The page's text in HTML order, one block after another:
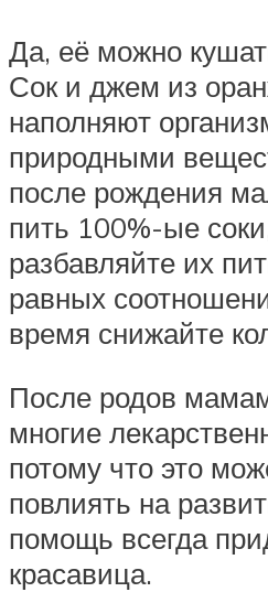
Да, её можно
Сок и джем из
наполняют
природными
после рождения
пить 100%-ые
разбавляйте их
равных
время снижайте
После родов
многие
потому что это
повлиять на
помощь всегда
красавица.